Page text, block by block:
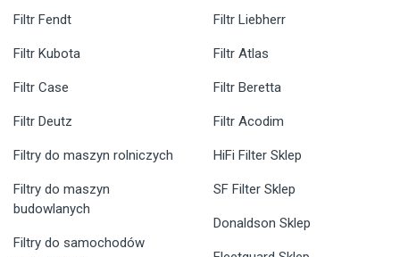
Filtr Fendt
Filtr Kubota
Filtr Case
Filtr Deutz
Filtr Liebherr
Filtr Atlas
Filtr Beretta
Filtr Acodim
Filtry do maszyn rolniczych
Filtry do maszyn
budowlanych
Filtry do samochodów
HiFi Filter Sklep
SF Filter Sklep
Donaldson Sklep